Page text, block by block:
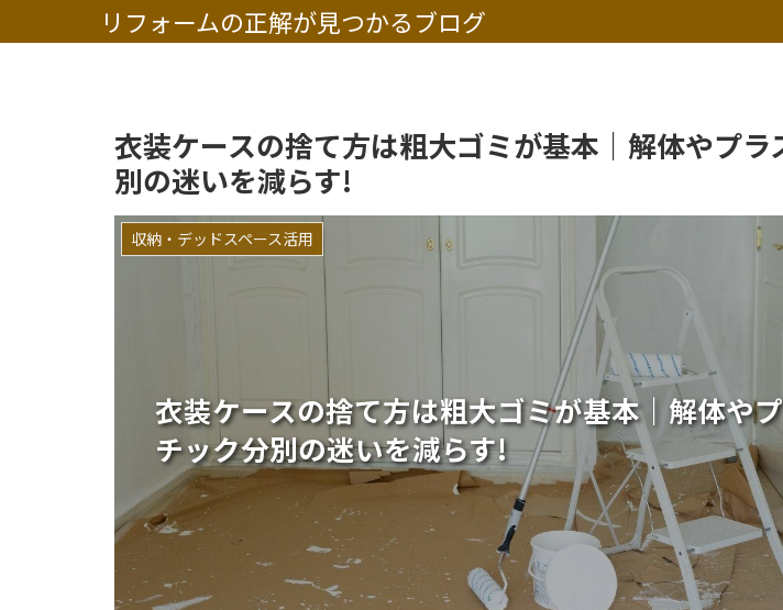
リフォームの正解が見つかるブログ
衣装ケースの捨て方は粗大ゴミが基本｜解体やプラ
別の迷いを減らす!
衣装ケースの捨て方は粗大ゴミが基本｜解体や
チック分別の迷いを減らす!
収納・デッドスペース活用